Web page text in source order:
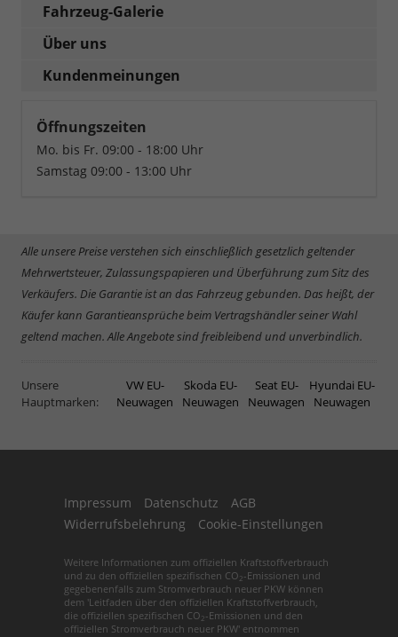
Fahrzeug-Galerie
Über uns
Kundenmeinungen
Öffnungszeiten
Mo. bis Fr. 09:00 - 18:00 Uhr
Samstag 09:00 - 13:00 Uhr
Alle unsere Preise verstehen sich einschließlich gesetzlich geltender
Mehrwertsteuer, Zulassungspapieren und Überführung zum Sitz des
Verkäufers. Die Garantie ist an das Fahrzeug gebunden. Das heißt, der
Käufer kann Garantieansprüche beim Vertragshändler seiner Wahl
geltend machen. Alle Angebote sind freibleibend und unverbindlich.
Unsere
Hauptmarken:
VW EU-
Neuwagen
Skoda EU-
Neuwagen
Seat EU-
Neuwagen
Hyundai EU-
Neuwagen
Impressum Datenschutz
AGB
Widerrufsbelehrung
Cookie-Einstellungen
Weitere Informationen zum offiziellen Kraftstoffverbrauch
und zu den offiziellen spezifischen CO2 -Emissionen und
gegebenenfalls zum Stromverbrauch neuer PKW können
dem 'Leitfaden über den offiziellen Kraftstoffverbrauch,
die offiziellen spezifischen CO2 -Emissionen und den
offiziellen Stromverbrauch neuer PKW' entnommen